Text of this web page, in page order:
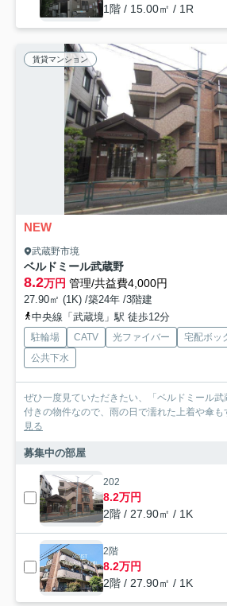
1階 / 15.00㎡ / 1R
賃貸マンション
NEW
武蔵野市境
ベルドミール武蔵野
8.2万円 管理/共益費4,000円
27.90㎡ (1K) /築24年 /3階建
中央線「武蔵境」駅 徒歩12分
駐輪場 CATV 光ファイバー 宅配ボッ
公共下水
ぜひ一度見ていただきたい、「ベルドミール
付きの物件なので、雨の日で濡れた上着や傘も
見る
募集中の部屋
202
8.2万円
2階 / 27.90㎡ / 1K
2階
8.2万円
2階 / 27.90㎡ / 1K